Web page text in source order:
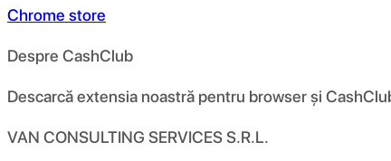
Chrome store
Despre CashClub
Descarcă extensia noastră pentru browser și
VAN CONSULTING SERVICES S.R.L.